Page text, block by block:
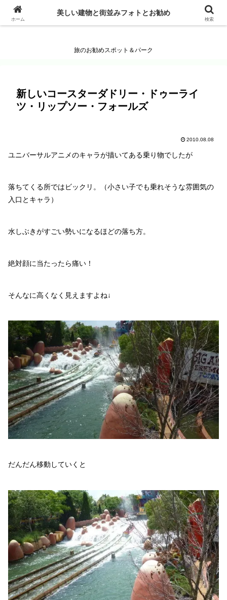
美しい建物と街並みフォトとお勧め
旅のお勧めスポット＆パーク
新しいコースターダドリー・ドゥーライ
ツ・リップソー・フォールズ
2010.08.08
ユニバーサルアニメのキャラが描いてある乗り物でしたが
落ちてくる所ではビックリ。（小さい子でも乗れそうな雰囲気の
入口とキャラ）
水しぶきがすごい勢いになるほどの落ち方。
絶対顔に当たったら痛い！
そんなに高くなく見えますよね↓
だんだん移動していくと
ホーム
美しい建物と街並みフォトとお勧め
検索